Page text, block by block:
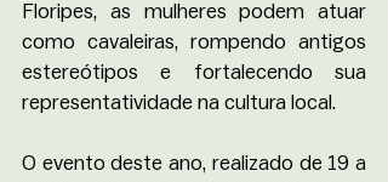
Floripes, as mulheres podem atuar
como cavaleiras, rompendo antigos
estereótipos e fortalecendo sua
representatividade na cultura local.
O evento deste ano, realizado de 19 a